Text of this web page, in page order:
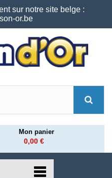
sur notre site belge :
or.be
Mon panier
0,00 €